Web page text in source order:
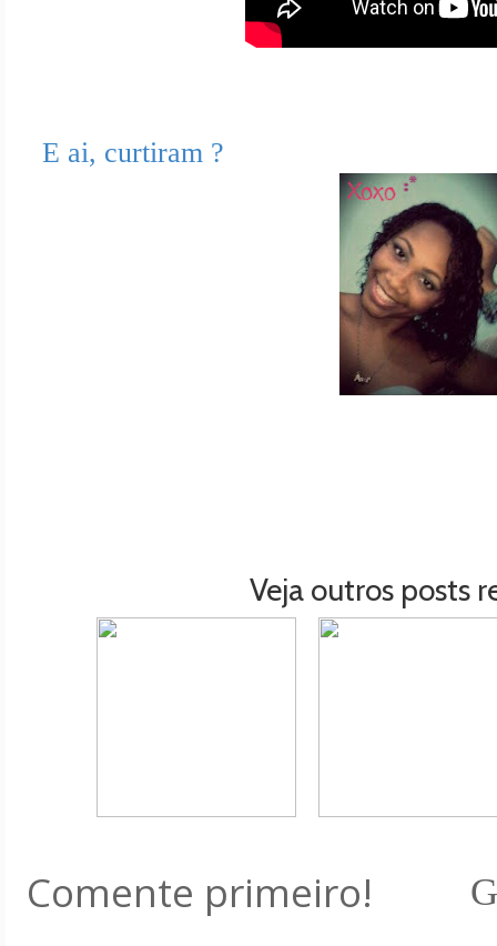
E ai, curtiram ?
Veja outros posts
Comente primeiro!